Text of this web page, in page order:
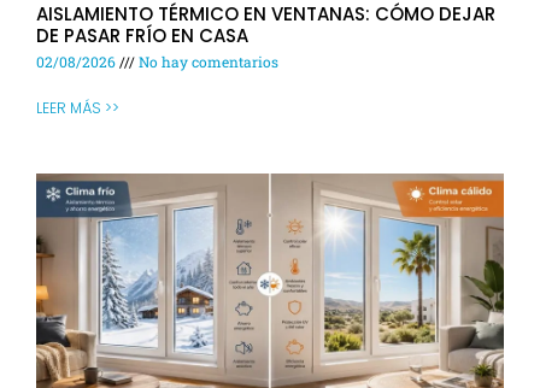
AISLAMIENTO TÉRMICO EN VENTANAS: CÓMO DEJAR
DE PASAR FRÍO EN CASA
02/08/2026 No hay comentarios
LEER MÁS >>